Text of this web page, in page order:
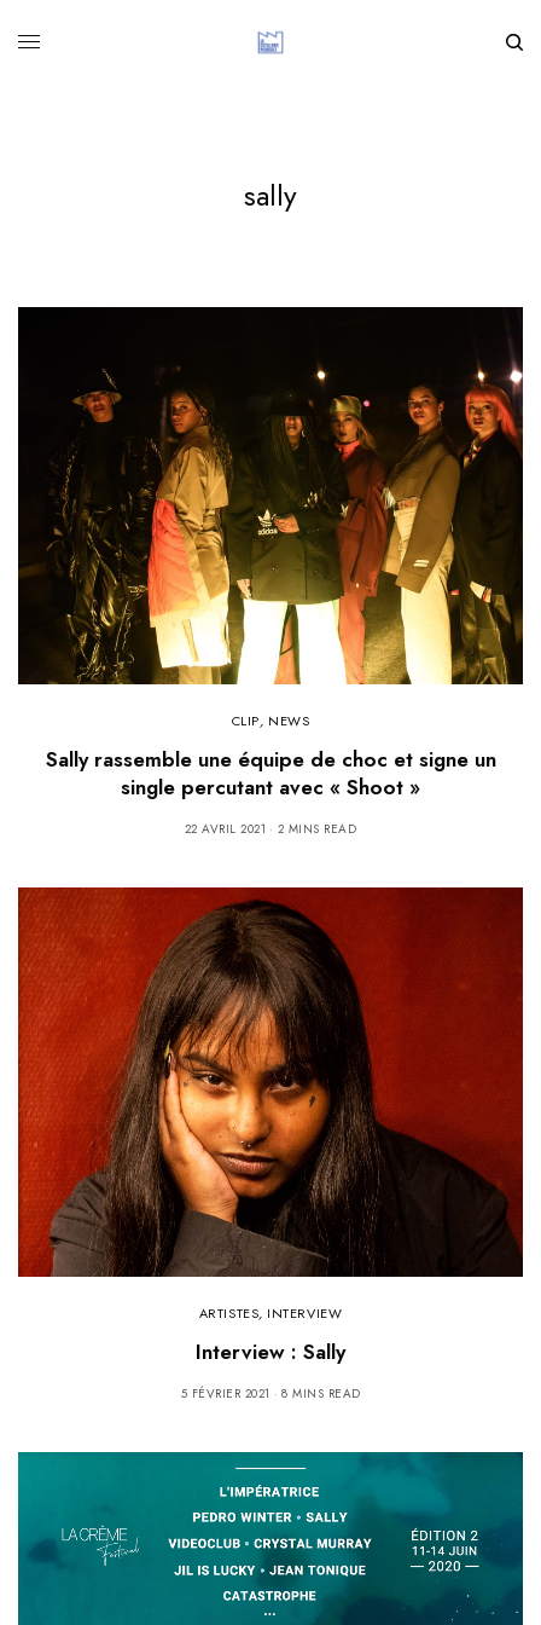
sally
CLIP, NEWS
Sally rassemble une équipe de choc et signe un
single percutant avec « Shoot »
22 AVRIL 2021 2 MINS READ
ARTISTES, INTERVIEW
Interview : Sally
5 FÉVRIER 2021 8 MINS READ